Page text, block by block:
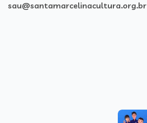
sau@santamarcelinacultura.org.br